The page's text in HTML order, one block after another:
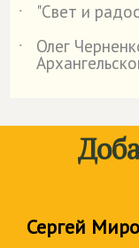
˙
"Свет и
˙
Олег
Сергей